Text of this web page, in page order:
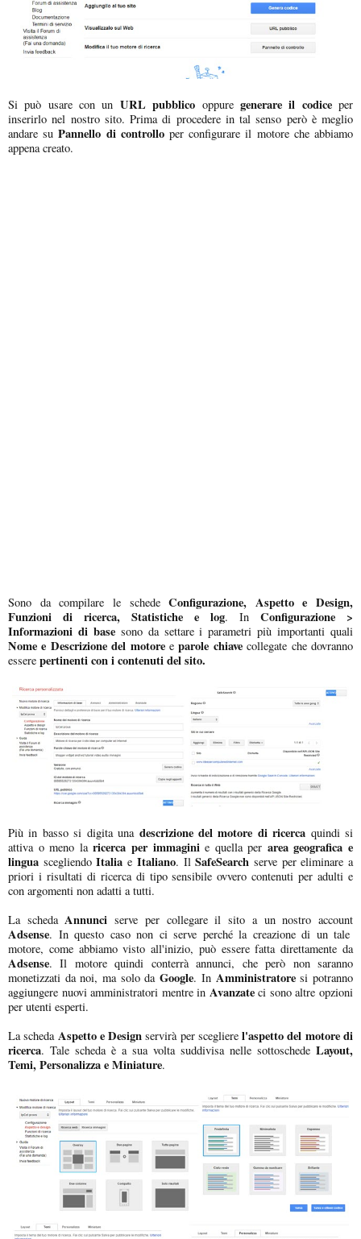
Si può usare con un URL pubblico oppure generare il codiceper
inserirlo nel nostro sito. Prima di procedere in tal senso però è meglio
andare suPannello di controlloper configurare il motore che abbiamo
appena creato.
Sono da compilare le schedeConfigurazione, Aspetto e Design,
Funzioni di ricerca, Statistiche e log. In Configurazione
>
Informazioni di basesono da settare i parametri più importanti quali
Nome e Descrizione del motoreeparole chiavecollegate che dovranno
essere pertinenti con i contenuti del sito.
Più in basso si digita unadescrizione del motore di ricerca quindi si
attiva o meno laricerca per immaginie quella per area geografica e
lingua scegliendoItalia e Italiano. IlSafeSearch serve per eliminare a
priori i risultati di ricerca di tipo sensibile ovvero contenuti per adulti e
con argomenti non adatti a tutti.
La schedaAnnunci serve per collegare il sito a un nostro account
Adsense. In questo caso non ci serve perché la creazione di un tale
motore, come abbiamo visto all'inizio, può essere fatta direttamente da
Adsense. Il motore quindi conterrà annunci, che però non saranno
monetizzati da noi, ma solo daGoogle. In Amministratoresi potranno
aggiungere nuovi amministratori mentre in Avanzateci sono altre opzioni
per utenti esperti.
La scheda Aspetto e Design servirà per sceglierel'aspetto del motore di
ricerca. Tale scheda è a sua volta suddivisa nelle sottoschede Layout,
Temi, Personalizza e Miniature.